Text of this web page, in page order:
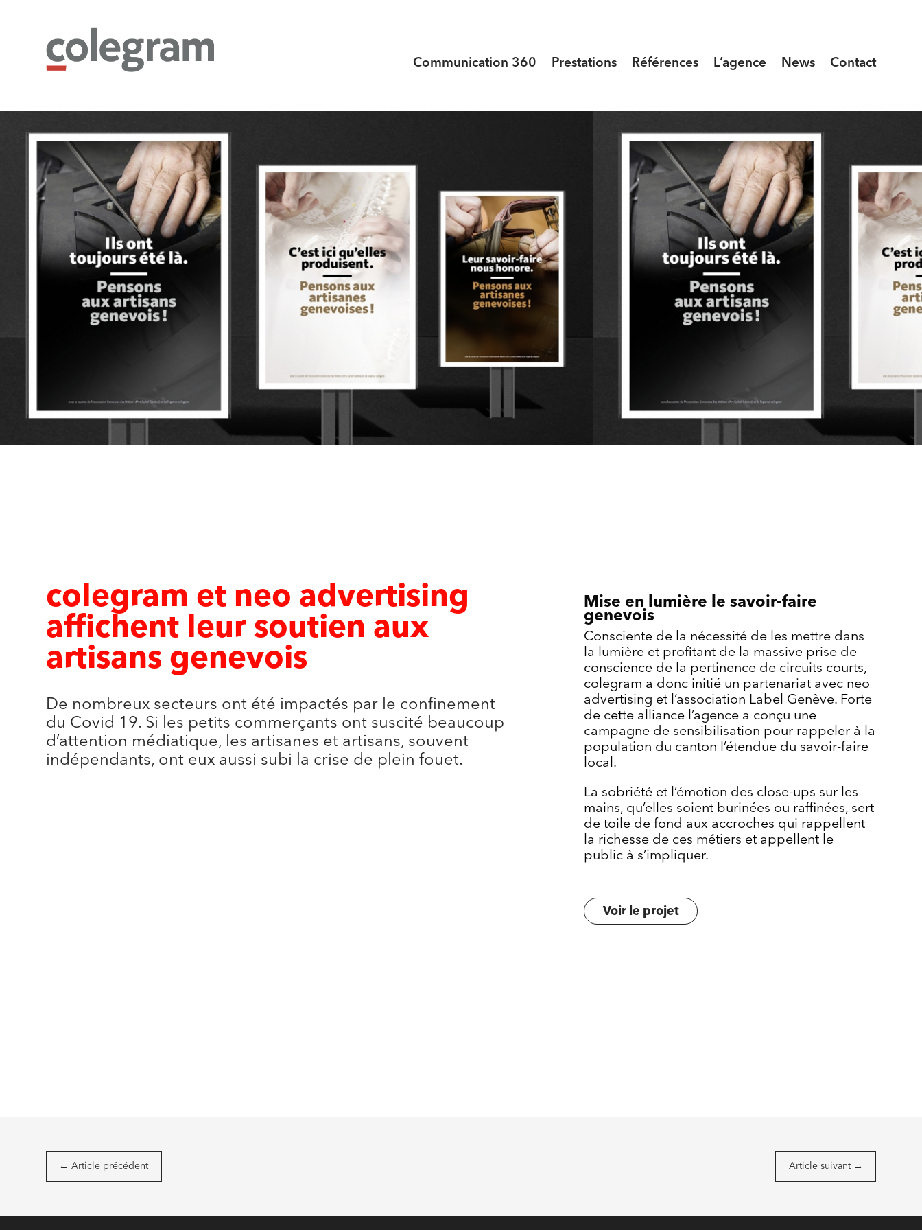
Communication 360 Prestations Références L’agence News Contact
colegram et neo advertising
affichent leur soutien aux
artisans genevois
De nombreux secteurs ont été impactés par le confinement
du Covid 19. Si les petits commerçants ont suscité beaucoup
d’attention médiatique, les artisanes et artisans, souvent
indépendants, ont eux aussi subi la crise de plein fouet.
Mise en lumière le savoir-faire
genevois
Consciente de la nécessité de les mettre dans
la lumière et profitant de la massive prise de
conscience de la pertinence de circuits courts,
colegram a donc initié un partenariat avec neo
advertising et l’association Label Genève. Forte
de cette alliance l’agence a conçu une
campagne de sensibilisation pour rappeler à la
population du canton l’étendue du savoir-faire
local.
La sobriété et l’émotion des close-ups sur les
mains, qu’elles soient burinées ou raffinées, sert
de toile de fond aux accroches qui rappellent
la richesse de ces métiers et appellent le
public à s’impliquer.
Voir le projet
←Article précédent Article suivant→